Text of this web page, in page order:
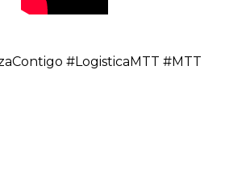
#LogisticaMTT #MTT